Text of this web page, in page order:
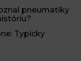
pneumatiky
Typicky